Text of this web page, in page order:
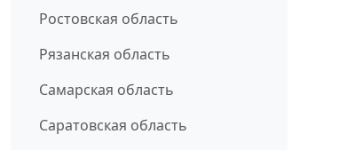
Ростовская область
Рязанская область
Самарская область
Саратовская область